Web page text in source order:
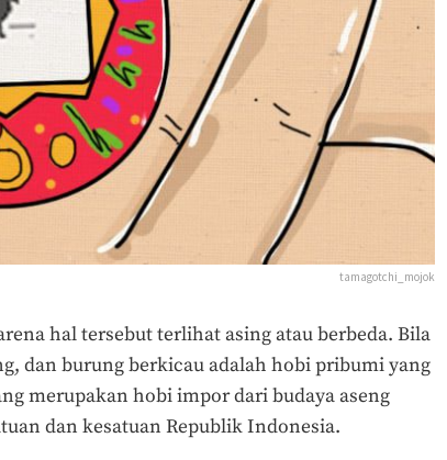
tamagotchi_mojok
hal tersebut terlihat asing atau berbeda. Bila
dan burung berkicau adalah hobi pribumi yang
merupakan hobi impor dari budaya aseng
dan kesatuan Republik Indonesia.